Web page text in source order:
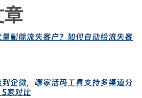
删除流失客户？如何自动给流失客
企微，哪家活码工具支持多渠道分
家对比